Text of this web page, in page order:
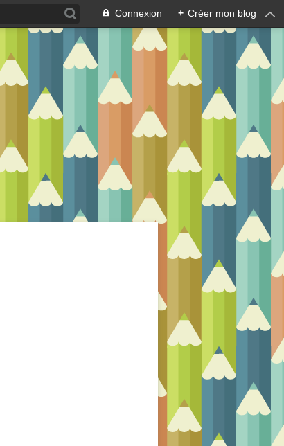
Connexion + Créer mon blog